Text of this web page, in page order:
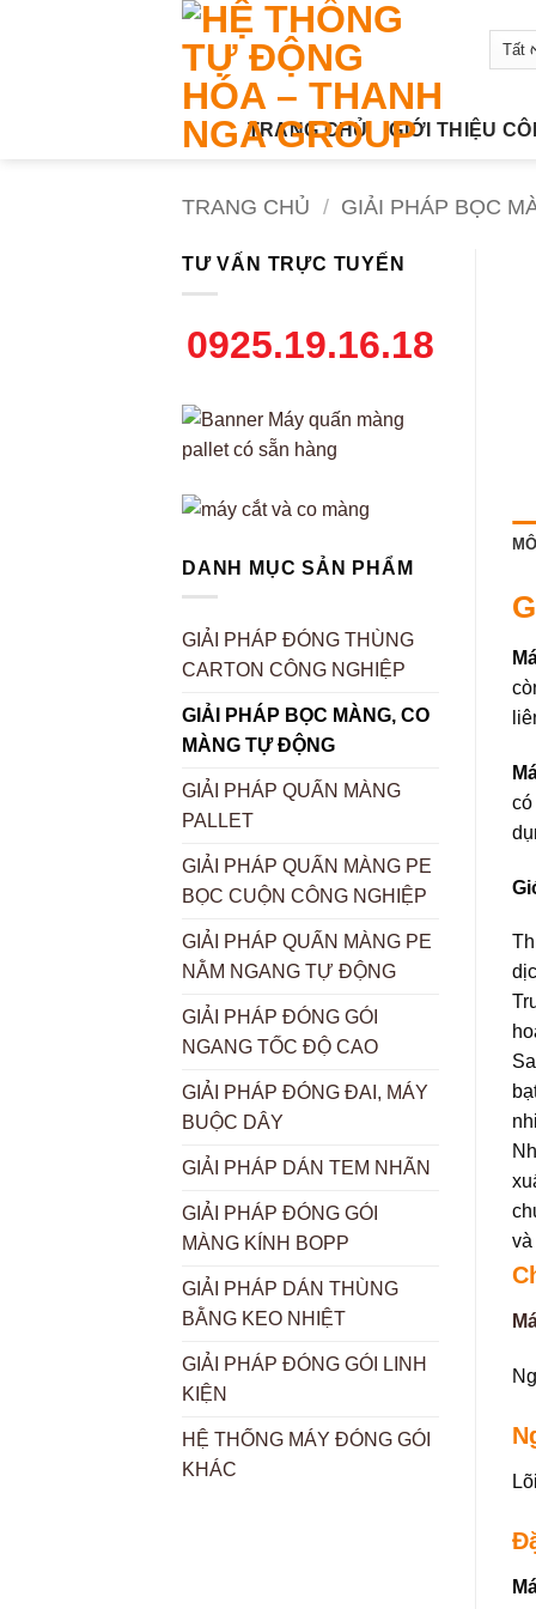
TRANG CHỦ
GIỚI THIỆU
TRANG CHỦ / GIẢI PHÁP BỌC
TƯ VẤN TRỰC TUYẾN
0925.19.16.18
DANH MỤC SẢN PHẨM
GIẢI PHÁP ĐÓNG THÙNG
CARTON CÔNG NGHIỆP
GIẢI PHÁP BỌC MÀNG, CO
MÀNG TỰ ĐỘNG
GIẢI PHÁP QUẤN MÀNG
PALLET
GIẢI PHÁP QUẤN MÀNG PE
BỌC CUỘN CÔNG NGHIỆP
GIẢI PHÁP QUẤN MÀNG PE
NẰM NGANG TỰ ĐỘNG
GIẢI PHÁP ĐÓNG GÓI
NGANG TỐC ĐỘ CAO
GIẢI PHÁP ĐÓNG ĐAI, MÁY
BUỘC DÂY
GIẢI PHÁP DÁN TEM NHÃN
GIẢI PHÁP ĐÓNG GÓI
MÀNG KÍNH BOPP
GIẢI PHÁP DÁN THÙNG
BẰNG KEO NHIỆT
GIẢI PHÁP ĐÓNG GÓI LINH
KIỆN
HỆ THỐNG MÁY ĐÓNG GÓI
KHÁC
và